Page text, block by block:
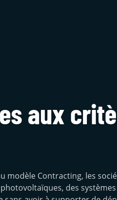
aux
modèle Contracting, les
des